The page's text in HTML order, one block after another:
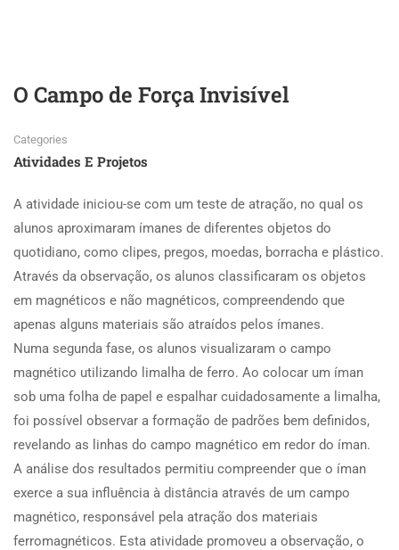
O Campo de Força Invisível
Categories
Atividades E Projetos
A atividade iniciou-se com um teste de atração, no qual os
alunos aproximaram ímanes de diferentes objetos do
quotidiano, como clipes, pregos, moedas, borracha e plástico.
Através da observação, os alunos classificaram os objetos
em magnéticos e não magnéticos, compreendendo que
apenas alguns materiais são atraídos pelos ímanes.
Numa segunda fase, os alunos visualizaram o campo
magnético utilizando limalha de ferro. Ao colocar um íman
sob uma folha de papel e espalhar cuidadosamente a limalha,
foi possível observar a formação de padrões bem definidos,
revelando as linhas do campo magnético em redor do íman.
A análise dos resultados permitiu compreender que o íman
exerce a sua influência à distância através de um campo
magnético, responsável pela atração dos materiais
ferromagnéticos. Esta atividade promoveu a observação, o